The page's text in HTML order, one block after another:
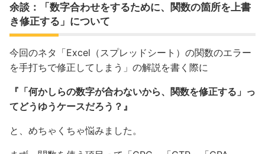
余談：「数字合わせをするために、関数の箇所を上書
き修正する」について
今回のネタ「Excel（スプレッドシート）の関数のエラー
を手打ちで修正してしまう」の解説を書く際に
『「何かしらの数字が合わないから、関数を修正する」っ
てどうゆうケースだろう？』
と、めちゃくちゃ悩みました。